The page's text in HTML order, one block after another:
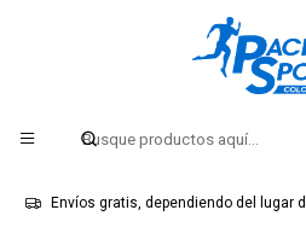
Envíos gratis, dependiendo del lugar